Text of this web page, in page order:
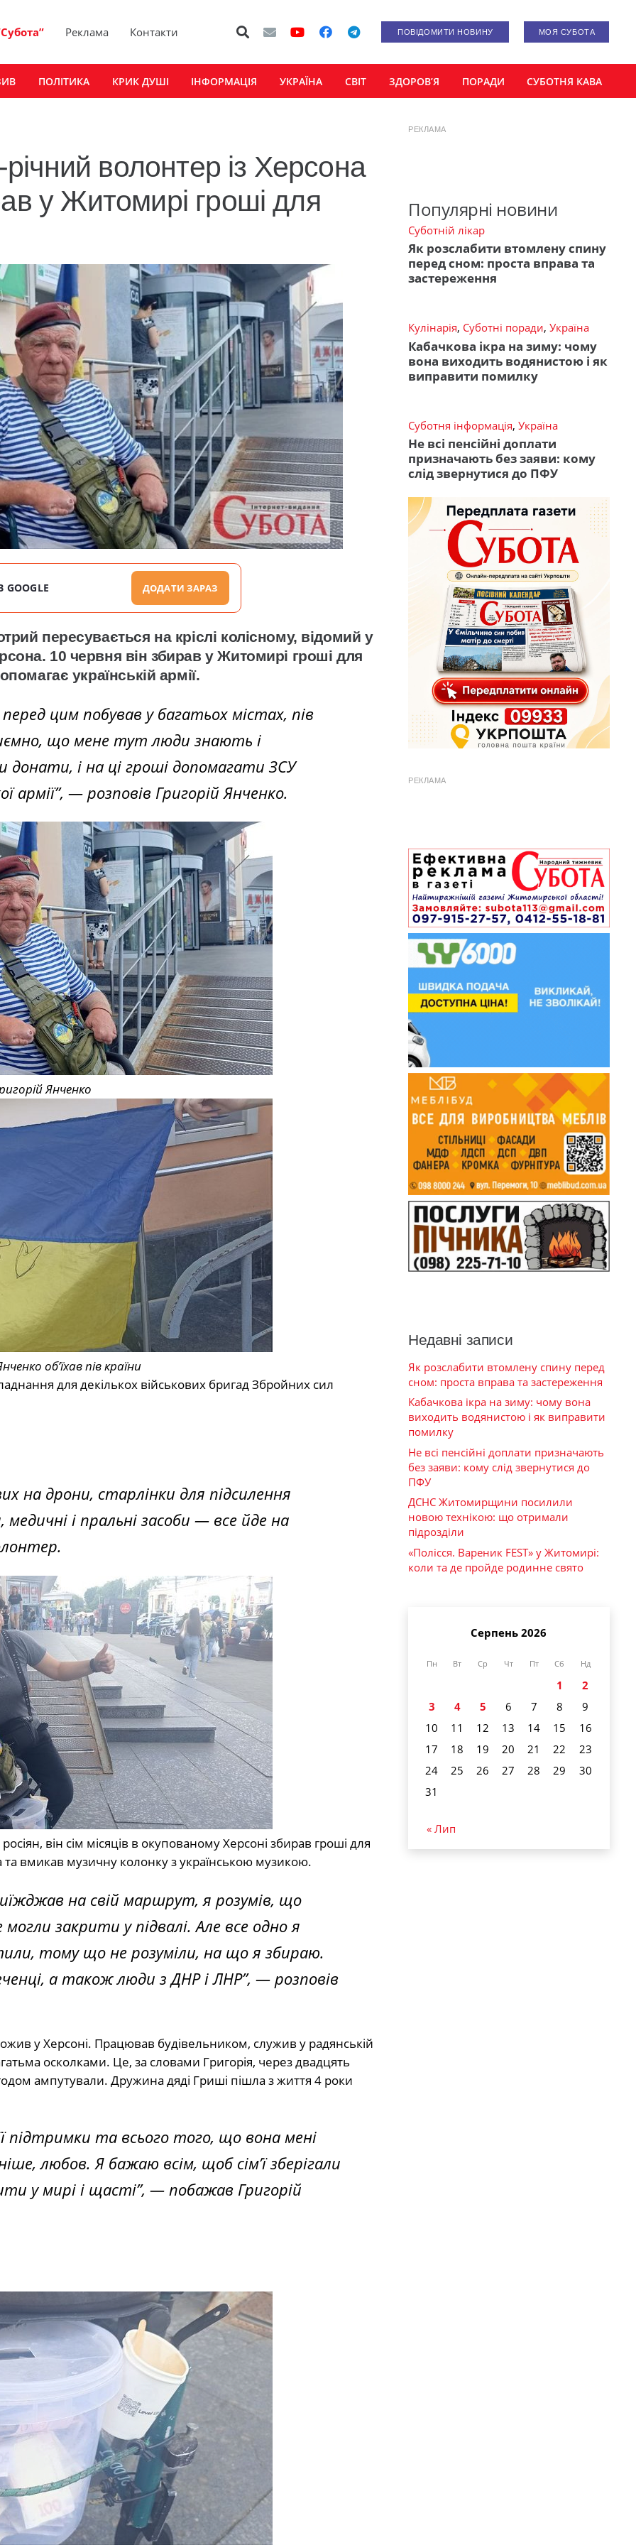
Реклама Контакти ПОВІДОМИТИ НОВИНУ МОЯ СУБОТА
ПОЛІТИКА КРИК ДУШІ ІНФОРМАЦІЯ УКРАЇНА СВІТ ЗДОРОВ’Я ПОРАДИ СУБОТНЯ КАВА
річний волонтер із Херсона
у Житомирі гроші для
ДОДАТИ ЗАРАЗ
пересувається на кріслі колісному, відомий у
10 червня він збирав у Житомирі гроші для
українській армії.
цим побував у багатьох містах, пів
що мене тут люди знають і
і на ці гроші допомагати ЗСУ
армії”, — розповів Григорій Янченко.
Янченко
об’їхав пів країни
для декількох військових бригад Збройних сил
на дрони, старлінки для підсилення
і пральні засоби — все йде на
він сім місяців в окупованому Херсоні збирав гроші для
та вмикав музичну колонку з українською музикою.
на свій маршрут, я розумів, що
закрити у підвалі. Але все одно я
тому що не розуміли, на що я збираю.
а також люди з ДНР і ЛНР”, — розповів
у Херсоні. Працював будівельником, служив у радянській
осколками. Це, за словами Григорія, через двадцять
ампутували. Дружина дяді Гриші пішла з життя 4 роки
підтримки та всього того, що вона мені
любов. Я бажаю всім, щоб сім’ї зберігали
у мирі і щасті”, — побажав Григорій
РЕКЛАМА
Популярні новини
Суботній лікар
Як розслабити втомлену спину
перед сном: проста вправа та
застереження
Кулінарія, Суботні поради, Україна
Кабачкова ікра на зиму: чому
вона виходить водянистою і як
виправити помилку
Суботня інформація, Україна
Не всі пенсійні доплати
призначають без заяви: кому
слід звернутися до ПФУ
РЕКЛАМА
Недавні записи
Як розслабити втомлену спину перед
сном: проста вправа та застереження
Кабачкова ікра на зиму: чому вона
виходить водянистою і як виправити
помилку
Не всі пенсійні доплати призначають
без заяви: кому слід звернутися до
ПФУ
ДСНС Житомирщини посилили
новою технікою: що отримали
підрозділи
«Полісся. Вареник FEST» у Житомирі:
коли та де пройде родинне свято
Серпень 2026
Пн Вт Ср Чт Пт Сб Нд
1
2
3
4 5 6 7 8
9
10
11 12 13 14 15
16
17
18 19 20 21 22
23
24
25 26 27 28 29
30
31
« Лип